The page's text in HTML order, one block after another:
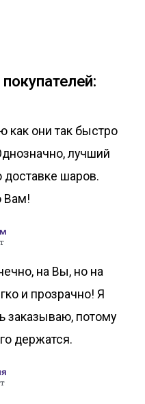
как они так быстро
лучший
доставке шаров.
Вам!
на Вы, но на
и прозрачно! Я
заказываю, потому
держатся.